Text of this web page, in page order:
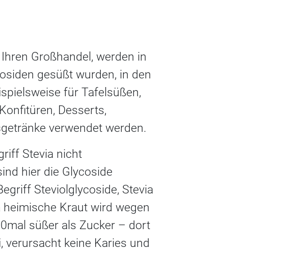
Großhandel, werden in
gesüßt wurden, in den
für Tafelsüßen,
Desserts,
verwendet werden.
Stevia nicht
hier die Glycoside
Steviolglycoside, Stevia
Kraut wird wegen
süßer als Zucker – dort
verursacht keine Karies und